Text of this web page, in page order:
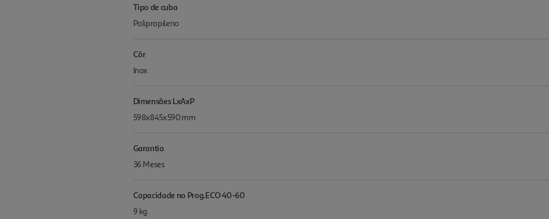
Tipo de cuba
Polipropileno
Côr
Inox
Dimensões LxAxP
598x845x590 mm
Garantia
36 Meses
Capacidade no Prog.ECO 40-60
9 kg